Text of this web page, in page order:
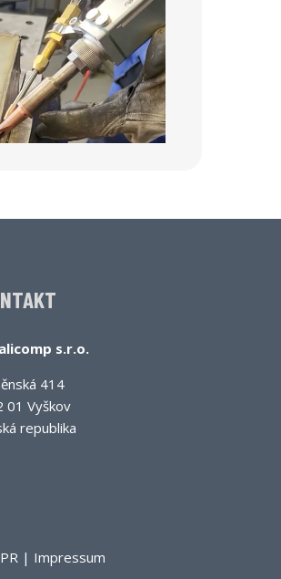
s.r.o.
414
01 Vyškov
republika
| Impressum